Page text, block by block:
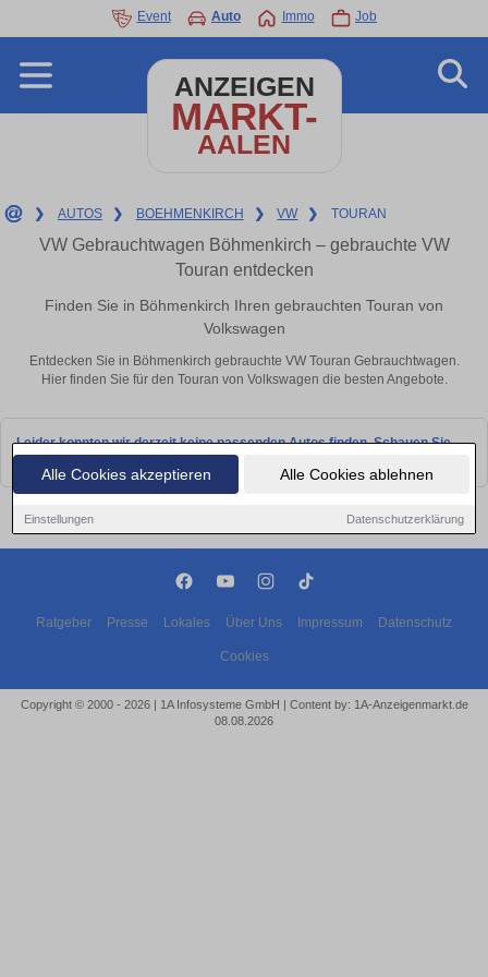
Alle Cookies akzeptieren Alle Cookies ablehnen
Einstellungen Datenschutzerklärung
Event Auto Immo Job
ANZEIGEN
MARKT-
AALEN
❯ AUTOS ❯ BOEHMENKIRCH ❯ VW ❯ TOURAN
VW Gebrauchtwagen Böhmenkirch – gebrauchte VW
Touran entdecken
Finden Sie in Böhmenkirch Ihren gebrauchten Touran von
Volkswagen
Entdecken Sie in Böhmenkirch gebrauchte VW Touran Gebrauchtwagen.
Hier finden Sie für den Touran von Volkswagen die besten Angebote.
Leider konnten wir derzeit keine passenden Autos finden. Schauen Sie
Ratgeber Presse Lokales Über Uns Impressum Datenschutz
Cookies
Copyright © 2000 - 2026 | 1A Infosysteme GmbH | Content by: 1A-Anzeigenmarkt.de
08.08.2026